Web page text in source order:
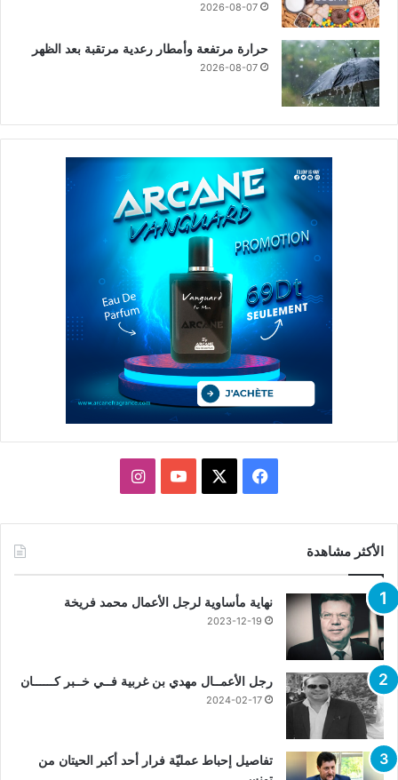
2026-08-07
حرارة مرتفعة وأمطار رعدية مرتقبة بعد الظهر
2026-08-07
فيسبوك يوتيوبانستقرام
الأكثر مشاهدة
نهاية مأساوية لرجل الأعمال محمد فريخة
2023-12-19
رجل الأعمــال مهدي بن غربية فــي خــبر كــــــان
2024-02-17
تفاصيل إحباط عمليّة فرار أحد أكبر الحيتان من